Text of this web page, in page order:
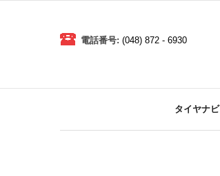
電話番号: (048) 872 - 6930
タイヤナビ